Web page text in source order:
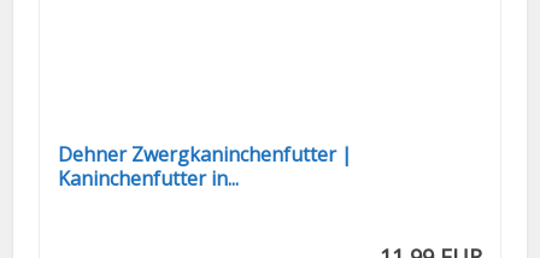
Dehner Zwergkaninchenfutter |
Kaninchenfutter in...